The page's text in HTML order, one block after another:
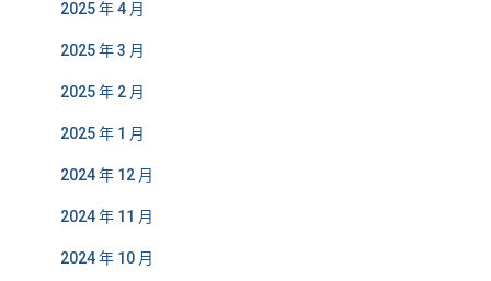
2025 年 4 月
2025 年 3 月
2025 年 2 月
2025 年 1 月
2024 年 12 月
2024 年 11 月
2024 年 10 月